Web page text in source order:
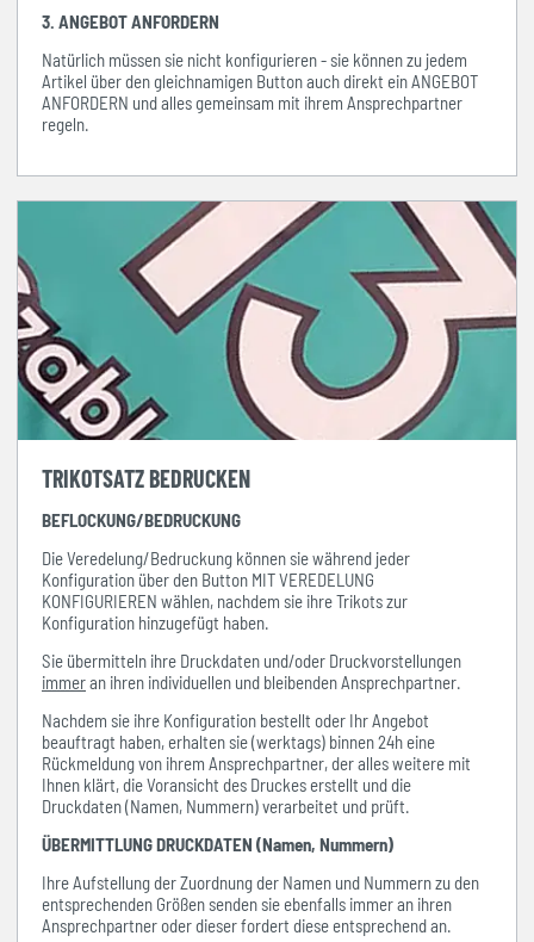
3. ANGEBOT ANFORDERN
Natürlich müssen sie nicht konfigurieren - sie können zu jedem
Artikel über den gleichnamigen Button auch direkt ein ANGEBOT
ANFORDERN und alles gemeinsam mit ihrem Ansprechpartner
regeln.
TRIKOTSATZ BEDRUCKEN
BEFLOCKUNG/BEDRUCKUNG
Die Veredelung/Bedruckung können sie während jeder
Konfiguration über den Button MIT VEREDELUNG
KONFIGURIEREN wählen, nachdem sie ihre Trikots zur
Konfiguration hinzugefügt haben.
Sie übermitteln ihre Druckdaten und/oder Druckvorstellungen
immeran ihren individuellen und bleibenden Ansprechpartner.
Nachdem sie ihre Konfiguration bestellt oder Ihr Angebot
beauftragt haben, erhalten sie (werktags) binnen 24h eine
Rückmeldung von ihrem Ansprechpartner, der alles weitere mit
Ihnen klärt, die Voransicht des Druckes erstellt und die
Druckdaten (Namen, Nummern) verarbeitet und prüft.
ÜBERMITTLUNG DRUCKDATEN (Namen, Nummern)
Ihre Aufstellung der Zuordnung der Namen und Nummern zu den
entsprechenden Größen senden sie ebenfalls immer an ihren
Ansprechpartner oder dieser fordert diese entsprechend an.